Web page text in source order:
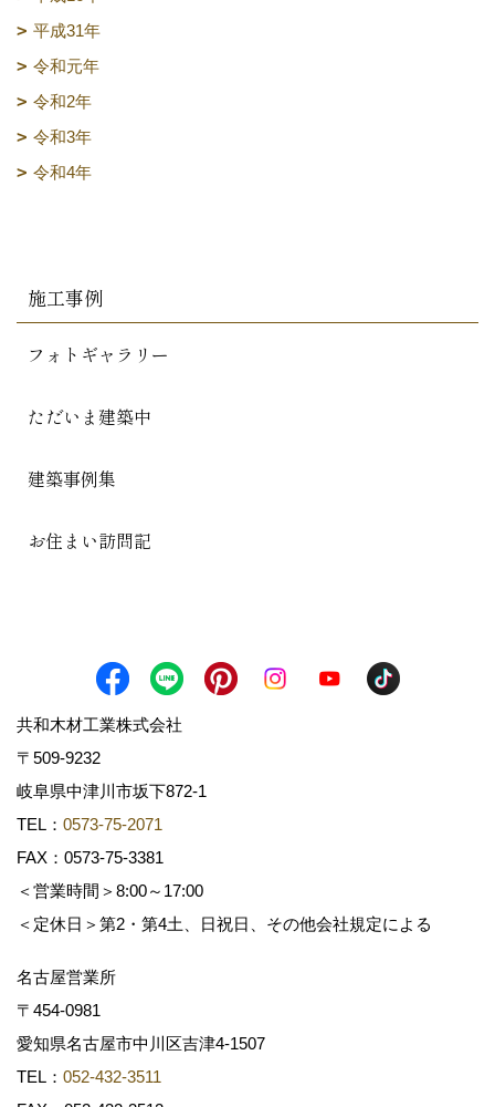
平成31年
令和元年
令和2年
令和3年
令和4年
施工事例
フォトギャラリー
ただいま建築中
建築事例集
お住まい訪問記
共和木材工業株式会社
〒509-9232
岐阜県中津川市坂下872‐1
TEL： 0573-75-2071
FAX：0573-75-3381
＜営業時間＞8:00～17:00
＜定休日＞第2・第4土、日祝日、その他会社規定による
名古屋営業所
〒454-0981
愛知県名古屋市中川区吉津4-1507
TEL： 052-432-3511